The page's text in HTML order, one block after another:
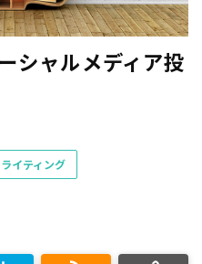
シャルメディア投
イティング